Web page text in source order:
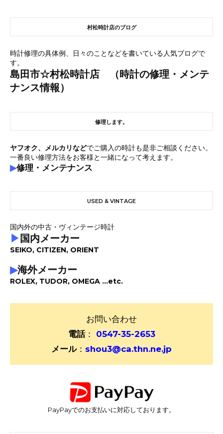
村松時計店のブログ
時計修理の具体例、日々のことなどを書いている人気ブログで
す。
島田市☆村松時計店 （時計の修理・メンテ
ナンス情報）
修理します。
ヤフオク、メルカリなどでご購入の時計も是非ご相談ください。
一番良い修理方法をお客様と一緒になって考えます。
▶修理・メンテナンス
USED & VINTAGE
国内外の中古・ヴィンテージ時計
▶ 国内メーカー
SEIKO, CITIZEN, ORIENT
▶海外メーカー
ROLEX, TUDOR, OMEGA ...etc.
お問い合わせ
電話：
0547-35-2653
メール： shou3@ca.thn.ne.jp
PayPayでのお支払いに対応しております。